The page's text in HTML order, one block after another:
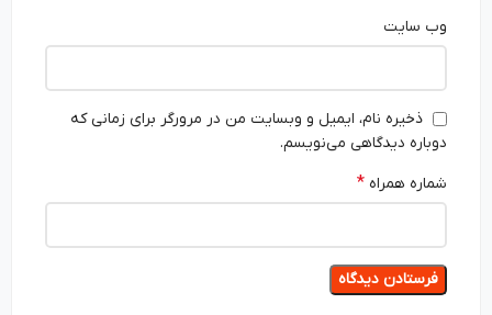
وب‌ سایت
ذخیره نام، ایمیل و وبسایت من در مرورگر برای زمانی که
دوباره دیدگاهی می‌نویسم.
شماره همراه*